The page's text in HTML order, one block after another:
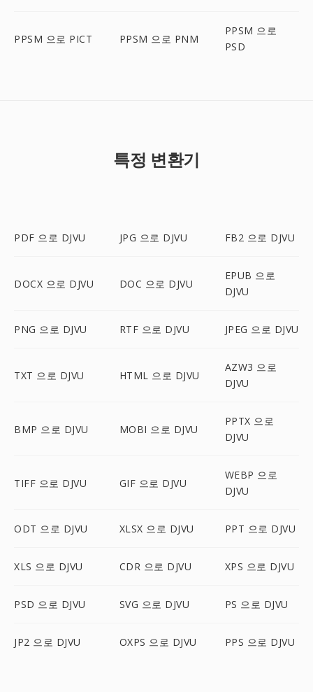
PPSM 으로 PICT PPSM 으로 PNM
PPSM 으로
PSD
특정 변환기
PDF 으로 DJVU JPG 으로 DJVU FB2 으로 DJVU
DOCX 으로 DJVU DOC 으로 DJVU
EPUB 으로
DJVU
PNG 으로 DJVU RTF 으로 DJVU JPEG 으로 DJVU
TXT 으로 DJVU HTML 으로 DJVU
AZW3 으로
DJVU
BMP 으로 DJVU MOBI 으로 DJVU
PPTX 으로
DJVU
TIFF 으로 DJVU GIF 으로 DJVU
WEBP 으로
DJVU
ODT 으로 DJVU XLSX 으로 DJVU PPT 으로 DJVU
XLS 으로 DJVU CDR 으로 DJVU XPS 으로 DJVU
PSD 으로 DJVU SVG 으로 DJVU PS 으로 DJVU
JP2 으로 DJVU OXPS 으로 DJVU PPS 으로 DJVU